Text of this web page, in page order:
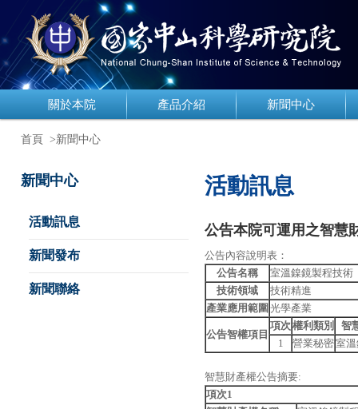
關於本院 產品介紹 新聞中心
首頁 >新聞中心
新聞中心
活動訊息
新聞發布
新聞聯絡
活動訊息
公告本院可運用之智慧
公告內容說明表：
公告名稱
室溫鎳鏡製程技術
技術領域
技術精進
產業應用範圍 光學產業
公告智權項目
項次權利類別
智
1
營業秘密室
智慧財產權公告摘要:
項次1